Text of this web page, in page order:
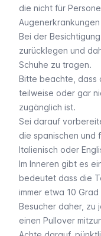
die nicht für
Bei der
zurücklegen und
Schuhe zu tragen.
Bitte beachte, dass
teilweise oder gar
zugänglich ist.
Sei darauf
die spanischen und
Italienisch oder
Im Inneren gibt es
bedeutet dass die
immer etwa 10
Besucher daher, zu
einen Pullover